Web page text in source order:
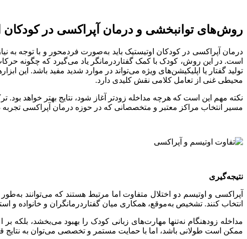
روش‌های توانبخشی و درمان آپراکسی در کودکان
درمان آپراکسی در کودکان اوتیستیک باید به‌صورت فردمحور و با توجه به
است. در این روش، کودک با کمک گفتاردرمانگر یاد می‌گیرد که چگونه
تولید گفتار یا اپلیکیشن‌های ویژه می‌تواند در موارد شدید مفید باشد. این
محیطی غنی از تعامل کلامی نقش کلیدی دارد.
نکته مهم این است که هرچه مداخله زودتر آغاز شود، نتایج بهتر خواهد
مسیر انتخاب مراکز معتبر و متخصصانی که در حوزه درمان آپراکسی تجربه
نتیجه‌گیری
آپراکسی و اوتیسم دو اختلال متفاوت اما مرتبط هستند که می‌توانند
انتخاب کنند. تشخیص به‌موقع، همکاری میان گفتاردرمانگران و خانواده و
مداخله زودهنگام نه‌تنها مهارت‌های زبانی کودک را بهبود می‌بخشد، بلکه
ممکن است طولانی باشد، اما با حمایت مستمر و تخصصی می‌توان به